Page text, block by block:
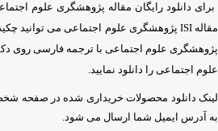
برای دانلود رایگان مقاله پژوهشگری علوم
مقاله ISI پژوهشگری علوم اجتماعی می توانید
پژوهشگری علوم اجتماعی با ترجمه فارسی روی
علوم اجتماعی را دانلود نمایید.
لینک دانلود محصولات خریداری شده در صفحه
به آدرس ایمیل شما ارسال می شود.